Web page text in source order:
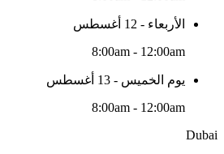
الأربعاء - 12 أغسطس
8:00am - 12:00am
يوم الخميس - 13 أغسطس
8:00am - 12:00am
Dubai